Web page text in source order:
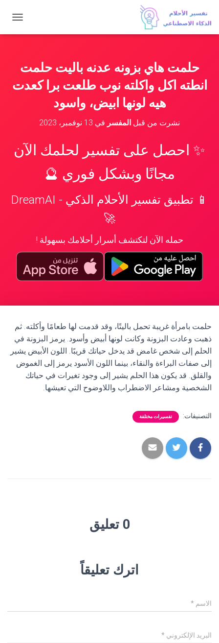
ب
ت
حلمت هاي بزونه عدنه باليت حلمت
انطته اكل واكلته نوب طلعت برا كعدت
هيه لونها ابيض، واسود
نشرت من قبل المفسر في 13 نوفمبر، 2023
✨ احصل على تفسير لحلمك الآن
مجانًا وبشكل فوري 🔮
📱 تطبيق تفسير الأحلام الذكي - DreamAI
🚀
حمله الآن لتكتشف أسرار أحلامك بسهولة !
حلمت بامرأة غريبة تحمل باليتًا، وقد قدمت لها طعامًا وأكلته. ثم
ذهبت وعادت البزونة وكانت لونها أبيض وأسود. يرمز البزونة في
الحلم إلى شخص غامض قد يدخل حياتك قريبًا. اللون الأبيض يشير
إلى صفات البراءة والنقاء، بينما اللون الأسود يرمز إلى الغموض
والقلق. قد يكون هذا الحلم يشير إلى وجود تغيرات في حياتك
الشخصية ومشاعر الاضطراب واللاوضوح التي تعيشها.
التصنيفات: تفسيرات مختلفة
0 تعليق
اترك تعليقاً
الاسم *
البريد الإلكتروني *